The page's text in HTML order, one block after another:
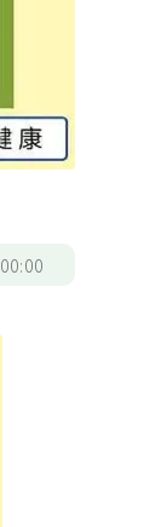
00:00